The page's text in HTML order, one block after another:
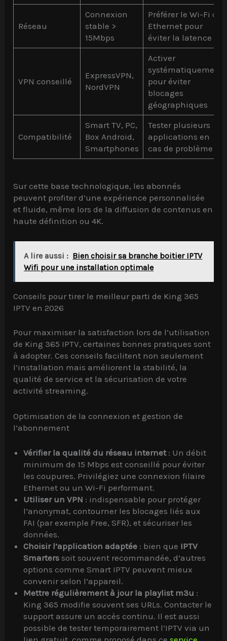
Réseau
Connexion
stable >
15Mbps
Préférer le Wi-Fi ou
Ethernet pour
éviter la latence
VPN conseillé
ExpressVPN,
NordVPN
Activer
systématiquement
pour éviter
blocages
géographiques
Compatibilité
Smart TV, PC,
Box Android,
Smartphones
Tester plusieurs
applications en
cas de problème
Sur cette base technologique, les abonnés
peuvent profiter d’une expérience personnalisée
et fluide, même lors de la diffusion de contenus en
haute définition ou 4K.
A lire aussi : Bien choisir sa branche boitier IPTV
Wifi pour une installation optimale
Conseils pour tirer le meilleur parti de King 365
IPTV en 2026
Pour maximiser la satisfaction lors de l’utilisation
de King 365 IPTV, certaines bonnes pratiques sont
à adopter. Ces conseils facilitent non seulement
l’installation mais améliorent la stabilité, la
qualité de service et la sécurisation de votre
activité streaming.
Optimisation de la connexion et gestion de
l’abonnement
Vérifier la qualité du réseau internet: Un débit
minimum de 15 Mbps est conseillé pour éviter
les coupures. Privilégiez une connexion filaire
Ethernet ou un Wi-Fi performant.
Utiliser un VPN : indispensable pour protéger
l’anonymat, contourner les blocages liés aux
FAI (par exemple Free, SFR), et sécuriser les
données.
Choisir l’application adaptée : bien que IPTV
Smarters soit souvent recommandée, d’autres
options comme Smart IPTV peuvent mieux
convenir selon l’appareil.
Mettre régulièrement à jour la playlist m3u :
King 365 modifie souvent ses URLs. Contacter le
support assure un accès continu. Il est aussi
possible de tester temporairement l’IPTV via un